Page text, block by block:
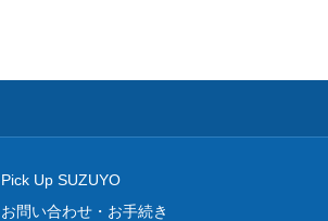
Pick Up SUZUYO
お問い合わせ・お手続き